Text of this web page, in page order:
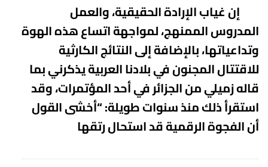
إن غيابالإرادة الحقيقية، والعمل
المدروس الممنهج، لمواجهة اتساع هذه الهوة
وتداعياتها،بالإضافة إلى النتائج الكارثية
للاقتتال المجنون في بلادنا العربيةيذكرني بما
قاله زميلي من الجزائر في أحد المؤتمرات، وقد
استقرأ ذلك منذ سنوات طويلة: “أخشى القول
أن الفجوة الرقميةقد استحال رتقها